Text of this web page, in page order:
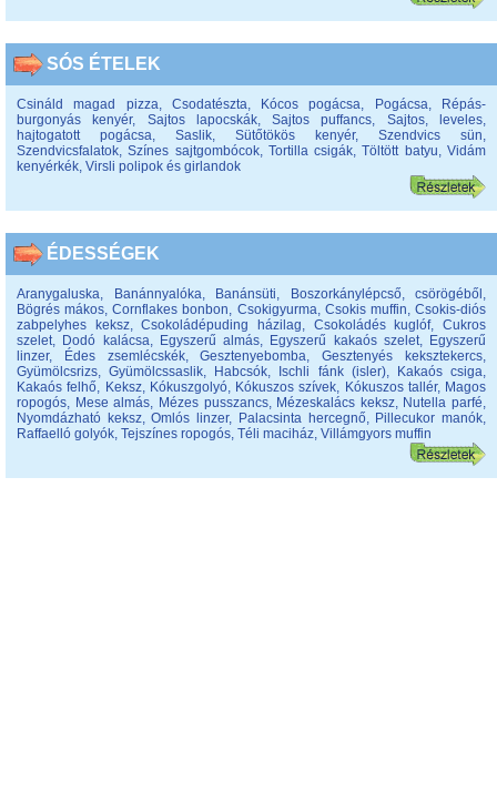
SÓS ÉTELEK
Csináld magad pizza, Csodatészta, Kócos pogácsa, Pogácsa,
Répás-
burgonyás kenyér, Sajtos lapocskák,Sajtos puffancs, Sajtos, leveles,
hajtogatott pogácsa, Saslik, Sütőtökös kenyér, Szendvics sün,
Szendvicsfalatok,Színes sajtgombócok, Tortilla csigák,Töltött batyu,Vidám
kenyérkék, Virsli polipok és girlandok
ÉDESSÉGEK
Aranygaluska, Banánnyalóka, Banánsüti, Boszorkánylépcső, csörögéből ,
Bögrés mákos,Cornflakes bonbon, Csokigyurma, Csokis muffin,Csokis-diós
zabpelyhes keksz,Csokoládépuding házilag, Csokoládés kuglóf,Cukros
szelet, Dodó kalácsa, Egyszerű almás, Egyszerű kakaós szelet, Egyszerű
linzer, Édes zsemlécskék,Gesztenyebomba,Gesztenyés keksztekercs,
Gyümölcsrizs,Gyümölcssaslik, Habcsók, Ischli fánk (isler), Kakaós csiga,
Kakaós felhő, Keksz, Kókuszgolyó, Kókuszos szívek, Kókuszos tallér, Magos
ropogós, Mese almás, Mézes pusszancs, Mézeskalács keksz, Nutella parfé,
Nyomdázható keksz,Omlós linzer, Palacsinta hercegnő, Pillecukor manók,
Raffaelló golyók, Tejszínes ropogós, Téli maciház, Villámgyors muffin